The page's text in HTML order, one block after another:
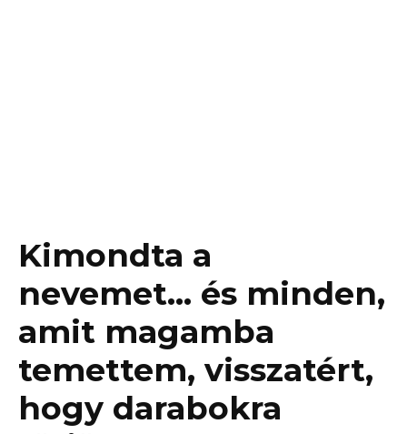
Kimondta a
nevemet… és minden,
amit magamba
temettem, visszatért,
hogy darabokra